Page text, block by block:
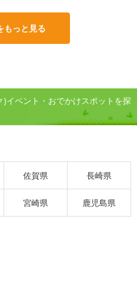
もっと見る
イベント・おでかけスポットを探
佐賀県 長崎県
宮崎県 鹿児島県